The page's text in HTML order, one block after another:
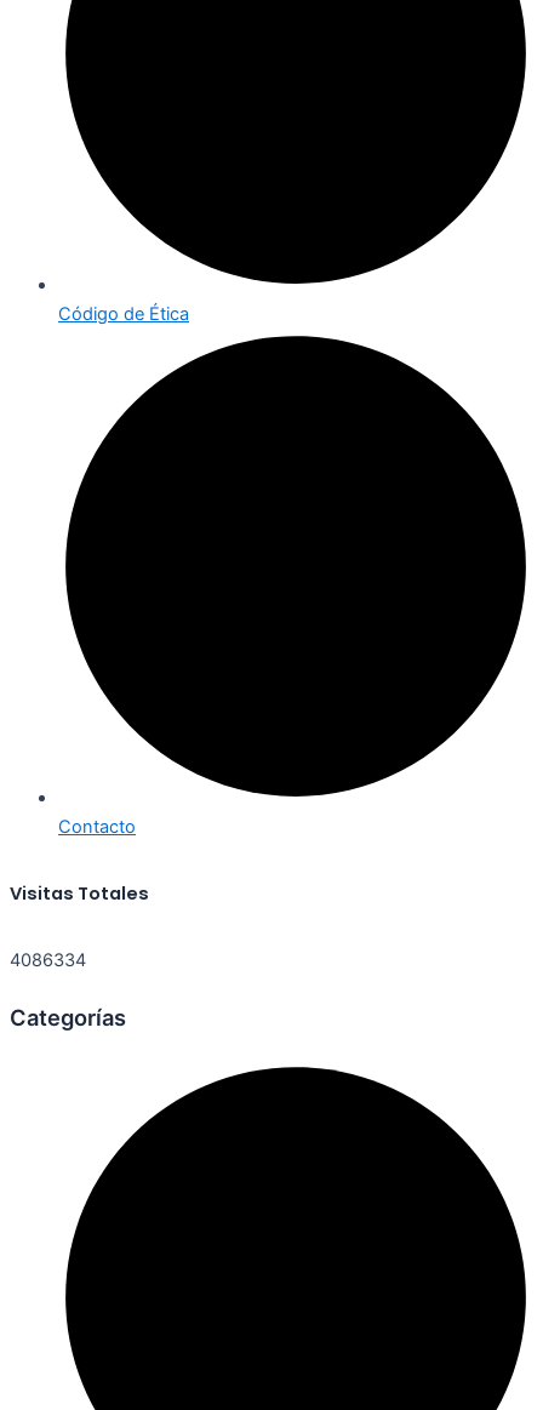
Código de Ética
Contacto
Visitas Totales
4086334
Categorías